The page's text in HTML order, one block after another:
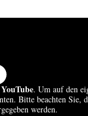
YouTube. Um auf den
Bitte beachten Sie,
werden.